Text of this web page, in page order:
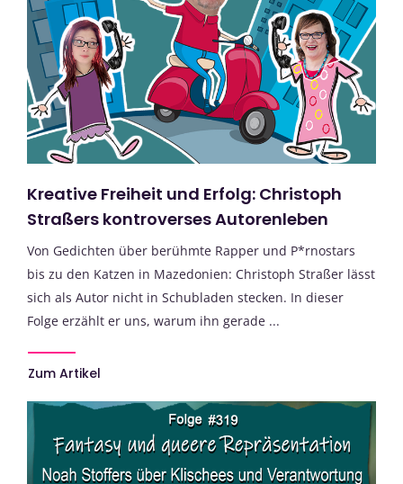
Kreative Freiheit und Erfolg: Christoph
Straßers kontroverses Autorenleben
Von Gedichten über berühmte Rapper und P*rnostars
bis zu den Katzen in Mazedonien: Christoph Straßer lässt
sich als Autor nicht in Schubladen stecken. In dieser
Folge erzählt er uns, warum ihn gerade ...
Zum Artikel